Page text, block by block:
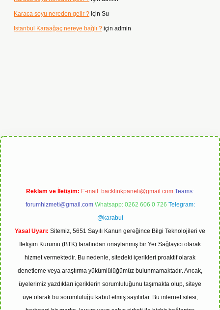
Karaca soyu nereden gelir ? için Su
Istanbul Karaağaç nereye bağlı ? için admin
Reklam ve İletişim: E-mail: backlinkpaneli@gmail.com Teams:
forumhizmeti@gmail.com Whatsapp: 0262 606 0 726 Telegram:
@karabul
Yasal Uyarı: Sitemiz, 5651 Sayılı Kanun gereğince Bilgi Teknolojileri ve
İletişim Kurumu (BTK) tarafından onaylanmış bir Yer Sağlayıcı olarak
hizmet vermektedir. Bu nedenle, sitedeki içerikleri proaktif olarak
denetleme veya araştırma yükümlülüğümüz bulunmamaktadır. Ancak,
üyelerimiz yazdıkları içeriklerin sorumluluğunu taşımakta olup, siteye
üye olarak bu sorumluluğu kabul etmiş sayılırlar. Bu internet sitesi,